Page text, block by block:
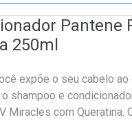
Pantene
250ml
expõe o seu cabelo ao
shampoo e
Miracles com Queratina.